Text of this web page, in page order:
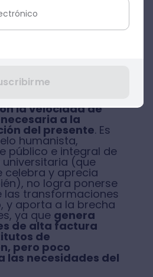
desconocen las
los jóvenes que se
, tanto
las Universidades
la velocidad de
a la
del presente. Es
humanista,
público e integral de
(que
celebra y aprecia
no logra ponerse
las transformaciones
y aporta a la brecha
ya que genera
de alta factura
de
pero poco
las necesidades del